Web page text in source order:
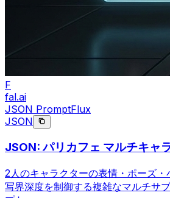
F
fal.ai
JSON PromptFlux
JSON
JSON: パリカフェ マルチキャ
2人のキャラクターの表情・ポーズ
写界深度を制御する複雑なマルチサ